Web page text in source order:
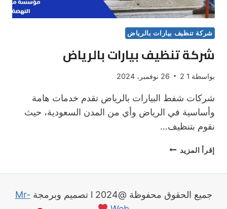
شركة تنظيف بيارات بالرياض
شركة تنظيف بيارات بالرياض
بواسطة 1 2 26 نوفمبر، 2024
شركات شفط البيارات بالرياض تقدم خدمات هامة
وأساسية في الرياض وأي من المدن السعودية، حيث
نقوم بتنظيف…
إقرأ المزيد شركة
بيارات
جميع الحقوق محفوظة @2024 l تصميم وبرمجة
Mr-